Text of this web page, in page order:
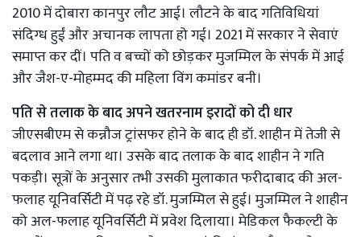
2010 में दोबारा कानपुर लौट आई। लौटने के बाद गतिविधियां
संदिग्ध हुईं और अचानक लापता हो गई। 2021 में सरकार ने सेवाएं
समाप्त कर दीं। पति व बच्चों को छोड़कर मुजम्मिल के संपर्क में आई
और जैश-ए-मोहम्मद की महिला विंग कमांडर बनी।
पति से तलाक के बाद अपने खतरनाम इरादों को दी धार
जीएसबीएम से कन्नौज ट्रांसफर होने के बाद ही डॉ. शाहीन में तेजी से
बदलाव आने लगा था। उसके बाद तलाक के बाद शाहीन ने गति
पकड़ी। सूत्रों के अनुसार तभी उसकी मुलाकात फरीदाबाद की अल-
फलाह यूनिवर्सिटी में पढ़ रहे डॉ. मुजम्मिल से हुई। मुजम्मिल ने शाहीन
को अल-फलाह यूनिवर्सिटी में प्रवेश दिलाया। मेडिकल फैकल्टी के